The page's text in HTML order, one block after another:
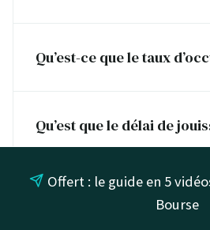
Qu’est-ce que le taux
Qu’est que le délai de
Qu’est-ce que le RAN
Offert : le guide en 5
Bourse